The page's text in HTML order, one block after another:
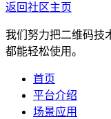
返回社区主页
我们努力把二维码技
都能轻松使用。
首页
平台介绍
场景应用